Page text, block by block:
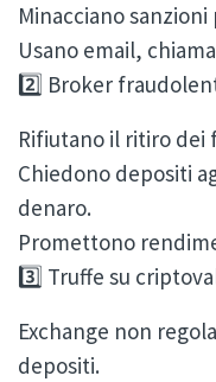
Minacciano
Usano email,
2️⃣ Broker
Rifiutano il ritiro dei
Chiedono depositi
denaro.
Promettono
3️⃣ Truffe su
Exchange non
depositi.